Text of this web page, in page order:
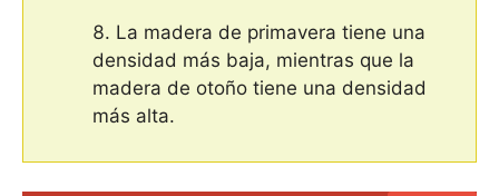
La madera de primavera tiene una
densidad más baja, mientras que la
madera de otoño tiene una densidad
más alta.